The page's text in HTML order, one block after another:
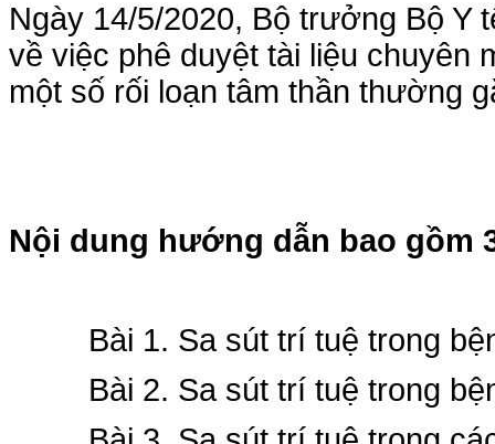
Ngày 14/5/2020, Bộ trưởng Bộ Y
về việc phê duyệt tài liệu chuyên
một số rối loạn tâm thần thường
Nội dung hướng dẫn bao gồm
Bài 1. Sa sút trí tuệ trong
Bài 2. Sa sút trí tuệ trong